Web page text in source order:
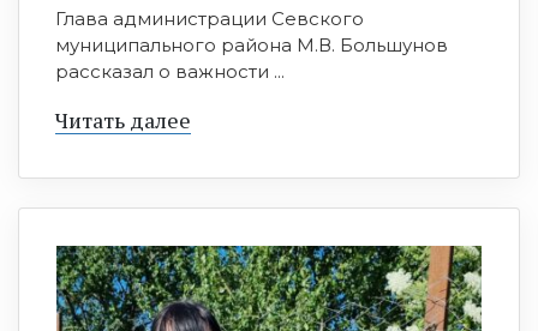
Глава администрации Севского
муниципального района М.В. Большунов
рассказал о важности ...
Читать далее